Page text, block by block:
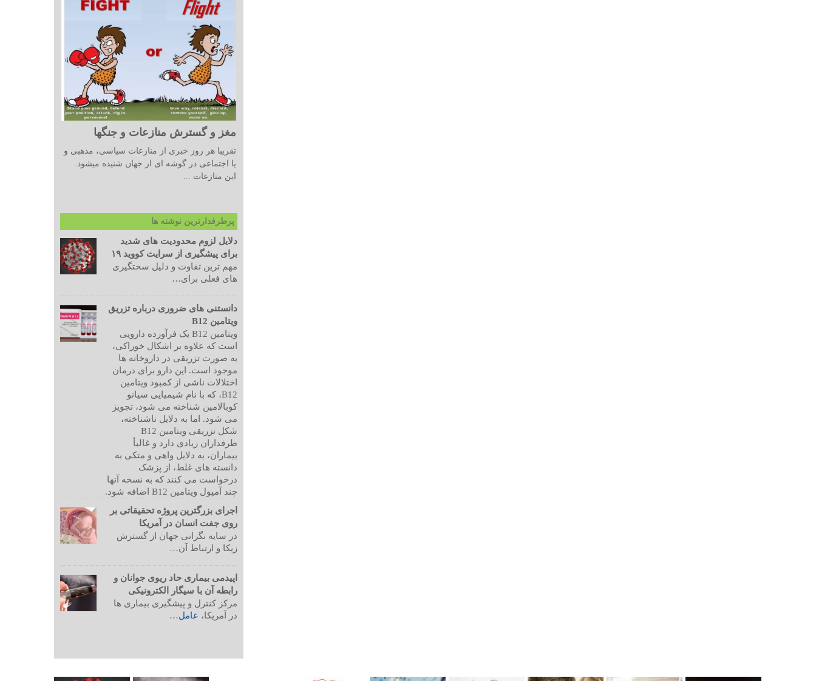
مغز و گسترش منازعات و جنگها
تقریبا هر روز خبری از منازعات سیاسی، مذهبی و
یا اجتماعی در گوشه ای از جهان شنیده میشود.
این منازعات ...
پرطرفدارترین نوشته ها
دلایل لزوم محدودیت های شدید
برای پیشگیری از سرایت کووید ۱۹
مهم ترین تفاوت و دلیل سختگیری
های فعلی برای…
دانستنی های ضروری درباره تزریق
ویتامین B12
ویتامین B12 یک فرآورده دارویی
است که علاوه بر اشکال خوراکی،
به صورت تزریقی در داروخانه ها
موجود است. این دارو برای درمان
اختلالات ناشی از کمبود ویتامین
B12، که با نام شیمیایی سیانو
کوبالامین شناخته می شود، تجویز
می شود. اما به دلایل ناشناخته،
شکل تزریقی ویتامین B12
طرفداران زیادی دارد و غالبأ
بیماران، به دلایل واهی و متکی به
دانسته های غلط، از پزشک
درخواست می کنند که به نسخه آنها
چند آمپول ویتامین B12 اضافه شود.
اجرای بزرگترین پروژه تحقیقاتی بر
روی جفت انسان در آمریکا
در سایه نگرانی جهان از گسترش
زیکا و ارتباط آن…
اپیدمی بیماری حاد ریوی جوانان و
رابطه آن با سیگار الکترونیکی
مرکز کنترل و پیشگیری بیماری ها
در آمریکا، عامل…